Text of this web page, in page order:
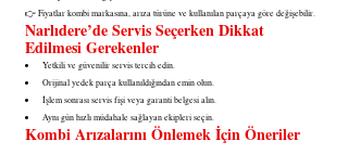
👉 Fiyatlar kombi markasına, arıza türüne ve kullanılan parçaya göre değişebilir.
Narlıdere’de Servis Seçerken Dikkat
Edilmesi Gerekenler
Yetkili ve güvenilir servis tercih edin.
Orijinal yedek parça kullanıldığından emin olun.
İşlem sonrası servis fişi veya garanti belgesi alın.
Aynı gün hızlı müdahale sağlayan ekipleri seçin.
Kombi Arızalarını Önlemek İçin Öneriler